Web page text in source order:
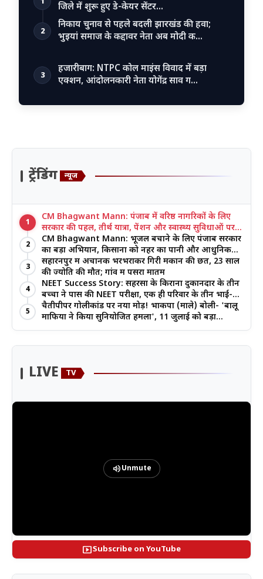
जिले में शुरू हुए डे-केयर सेंटर…
2
निकाय चुनाव से पहले बदली झारखंड की हवा;
भुइयां समाज के कद्दावर नेता अब मोदी क…
3
हजारीबाग: NTPC कोल माइंस विवाद में बड़ा
एक्शन, आंदोलनकारी नेता योगेंद्र साव ग…
ट्रेंडिंग न्यूज
1
CM Bhagwant Mann: पंजाब में वरिष्ठ नागरिकों के लिए
सरकार की पहल, तीर्थ यात्रा, पेंशन और स्वास्थ्य सुविधाओं पर
जोर
2
CM Bhagwant Mann: भूजल बचाने के लिए पंजाब सरकार
का बड़ा अभियान, किसानों को नहर का पानी और आधुनिक
खेती का मिल रहा लाभ
3
सहारनपुर में अचानक भरभराकर गिरी मकान की छत, 23 साल
की ज्योति की मौत; गांव में पसरा मातम
4
NEET Success Story: सहरसा के किराना दुकानदार के तीन
बच्चों ने पास की NEET परीक्षा, एक ही परिवार के तीन भाई-
बहनों ने रचा इतिहास
5
चैतीपीपर गोलीकांड पर नया मोड़! भाकपा (माले) बोली- 'बालू
माफिया ने किया सुनियोजित हमला', 11 जुलाई को बड़ा
आंदोलन
LIVE TV
volume_upUnmute
smart_displaySubscribe on YouTube